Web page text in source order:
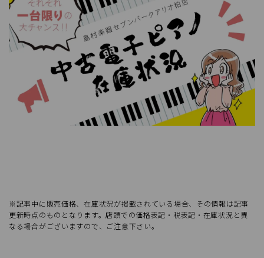
※記事中に販売価格、在庫状況が掲載されている場合、その情報は記事
更新時点のものとなります。店頭での価格表記・税表記・在庫状況と異
なる場合がございますので、ご注意下さい。